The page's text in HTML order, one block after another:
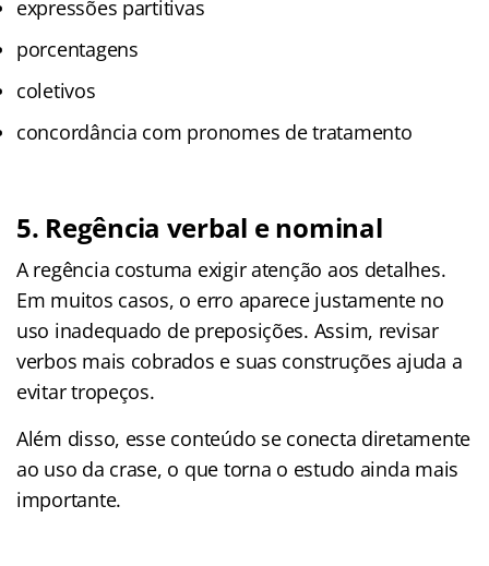
expressões partitivas
porcentagens
coletivos
concordância com pronomes de tratamento
5. Regência verbal e nominal
A regência costuma exigir atenção aos detalhes.
Em muitos casos, o erro aparece justamente no
uso inadequado de preposições. Assim, revisar
verbos mais cobrados e suas construções ajuda a
evitar tropeços.
Além disso, esse conteúdo se conecta diretamente
ao uso da crase, o que torna o estudo ainda mais
importante.